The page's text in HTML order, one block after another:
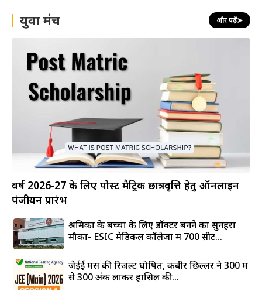
युवा मंच और पढ़ें➤
वर्ष 2026-27 के लिए पोस्ट मैट्रिक छात्रवृत्ति हेतु ऑनलाइन
पंजीयन प्रारंभ
श्रमिकों के बच्चों के लिए डॉक्टर बनने का सुनहरा
मौका- ESIC मेडिकल कॉलेजों में 700 सीटें...
जेईई मेंस की रिजल्ट घोषित, कबीर छिल्लर ने 300 में
से 300 अंक लाकर हासिल की...